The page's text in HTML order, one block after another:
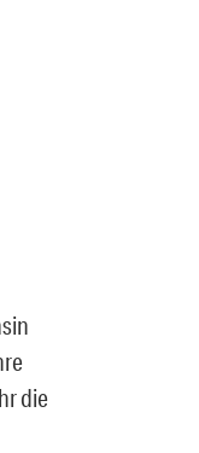
die